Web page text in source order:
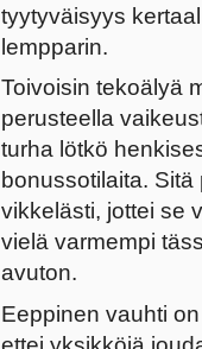
tyytyväisyys
lempparin.
Toivoisin tekoälyä
perusteella
turha lötkö
bonussotilaita.
vikkelästi, jottei se
vielä varmempi
avuton.
Eeppinen vauhti